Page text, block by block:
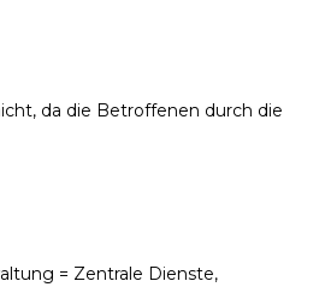
da die Betroffenen durch die
= Zentrale Dienste,